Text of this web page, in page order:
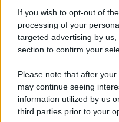
If you wish to opt-out of
processing of your
targeted advertising by
section to confirm your
Please note that after
may continue seeing
information utilized by us
third parties prior to your
Oroscopo
agosto